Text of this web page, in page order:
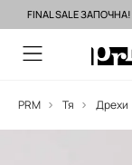
FINAL SALE ЗАПОЧНА!
PRM Тя Дрехи